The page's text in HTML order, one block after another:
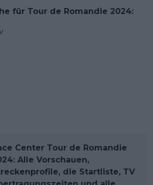
für Tour de Romandie 2024:
Center Tour de Romandie
Alle Vorschauen,
die Startliste, TV